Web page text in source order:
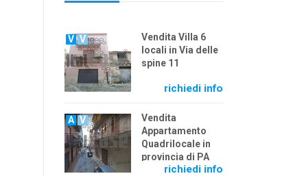
V V
Vendita Villa 6
locali in Via delle
spine 11
richiedi info
A V
Vendita
Appartamento
Quadrilocale in
provincia di PA
richiedi info